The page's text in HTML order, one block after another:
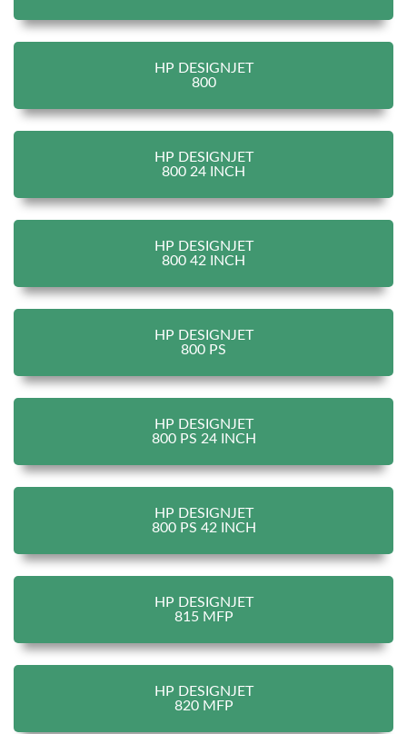
HP DESIGNJET
800
HP DESIGNJET
800 24 INCH
HP DESIGNJET
800 42 INCH
HP DESIGNJET
800 PS
HP DESIGNJET
800 PS 24 INCH
HP DESIGNJET
800 PS 42 INCH
HP DESIGNJET
815 MFP
HP DESIGNJET
820 MFP